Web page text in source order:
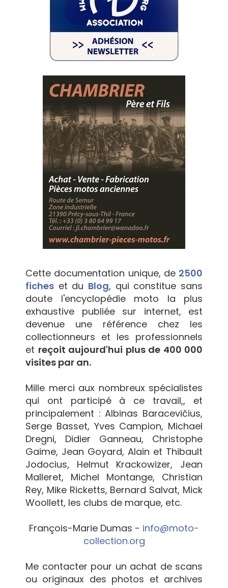
Cette documentation unique, de 2500
fiches et du Blog, qui constitue sans
doute l'encyclopédie moto la plus
exhaustive publiée sur internet, est
devenue une référence chez les
collectionneurs et les professionnels
et reçoit aujourd'hui plus de 400 000
visites par an.
Mille merci aux nombreux spécialistes
qui ont participé à ce travail,, et
principalement : Albinas Baracevičius,
Serge Basset, Yves Campion, Michael
Dregni, Didier Ganneau, Christophe
Gaime, Jean Goyard, Alain et Thibault
Jodocius, Helmut Krackowizer, Jean
Malleret, Michel Montange, Christian
Rey, Mike Ricketts, Bernard Salvat, Mick
Woollett, les clubs de marque, etc.
François-Marie Dumas - info@moto-
collection.org
Me contacter pour un achat de scans
ou originaux des photos et archives